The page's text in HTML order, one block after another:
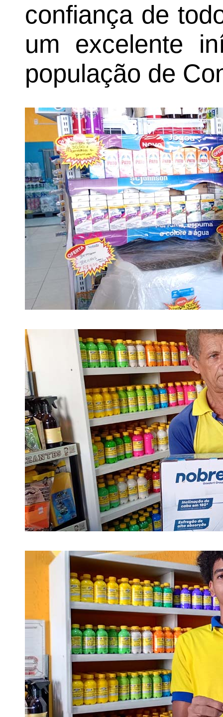
confiança de
um excelente
população de